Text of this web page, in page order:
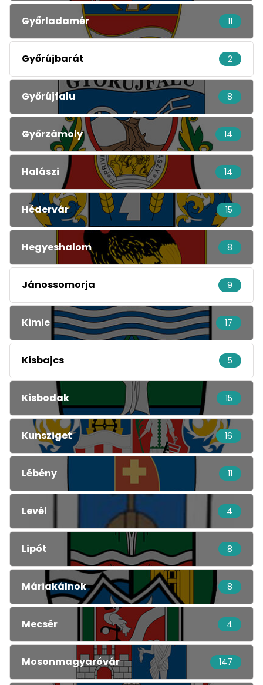
Győrladamér 11
Győrújbarát 2
Győrújfalu 8
Győrzámoly 14
Halászi 14
Hédervár 15
Hegyeshalom 8
Jánossomorja 9
Kimle 17
Kisbajcs 5
Kisbodak 15
Kunsziget 16
Lébény 11
Levél 4
Lipót 8
Máriakálnok 8
Mecsér 4
Mosonmagyaróvár 147